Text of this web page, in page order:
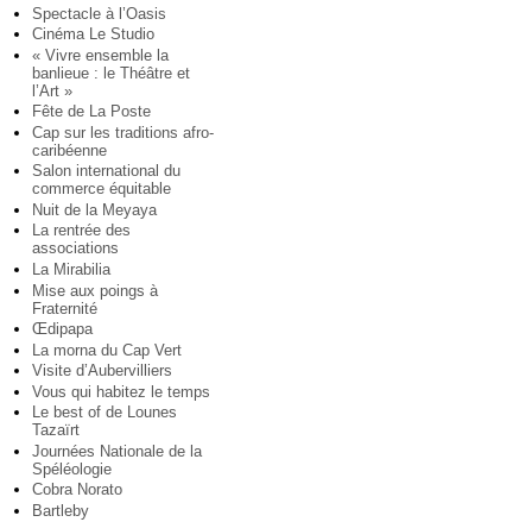
Spectacle à l’Oasis
Cinéma Le Studio
« Vivre ensemble la
banlieue : le Théâtre et
l’Art »
Fête de La Poste
Cap sur les traditions afro-
caribéenne
Salon international du
commerce équitable
Nuit de la Meyaya
La rentrée des
associations
La Mirabilia
Mise aux poings à
Fraternité
Œdipapa
La morna du Cap Vert
Visite d’Aubervilliers
Vous qui habitez le temps
Le best of de Lounes
Tazaïrt
Journées Nationale de la
Spéléologie
Cobra Norato
Bartleby